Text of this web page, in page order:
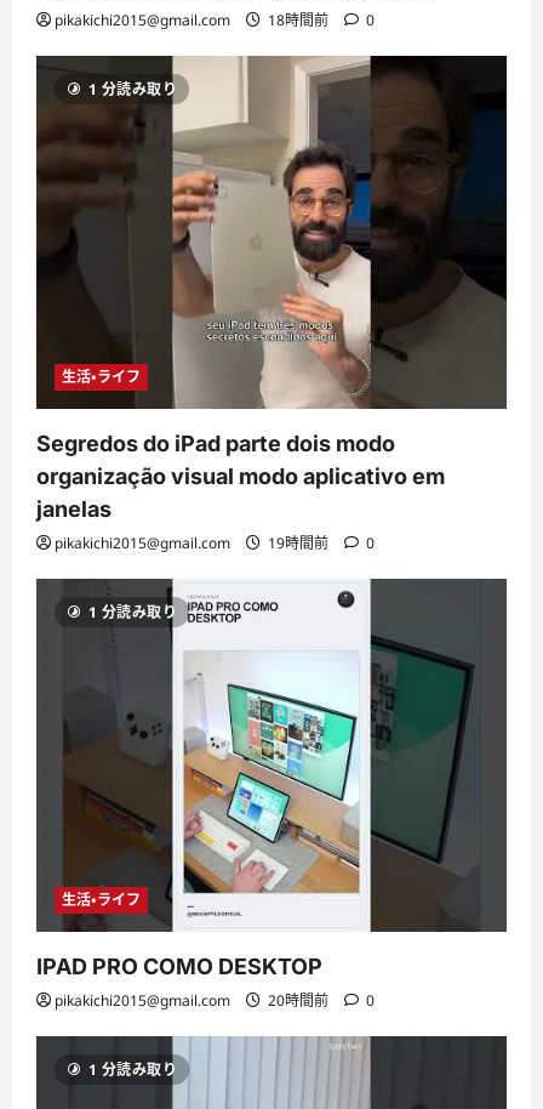
pikakichi2015@gmail.com 18時間前 0
1 分読み取り
生活・ライフ
Segredos do iPad parte dois modo
organização visual modo aplicativo em
janelas
pikakichi2015@gmail.com 19時間前 0
1 分読み取り
生活・ライフ
IPAD PRO COMO DESKTOP
pikakichi2015@gmail.com 20時間前 0
1 分読み取り